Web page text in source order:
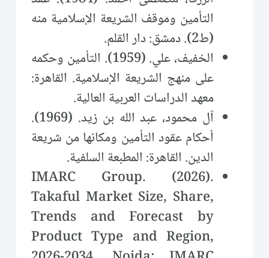
التأمين وموقف الشريعة الإسلامية منه
(ط2). دمشق: دار القلم.
الخفيف، علي. (1959). التأمين وحكمه
على منهج الشريعة الإسلامية. القاهرة:
معهد الدراسات العربية العالية.
آل محمود، عبد الله بن زيد. (1969).
أحكام عقود التأمين ومكانها من شريعة
الدين. القاهرة: المطبعة السلفية.
IMARC Group. (2026).
Takaful Market Size, Share,
Trends and Forecast by
Product Type and Region,